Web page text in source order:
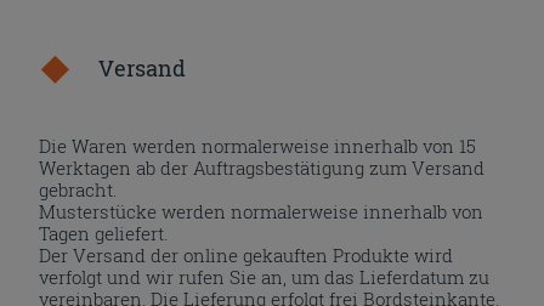
Versand
Die Waren werden normalerweise innerhalb von 15
Werktagen ab der Auftragsbestätigung zum Versand
gebracht.
Musterstücke werden normalerweise innerhalb von
Tagen geliefert.
Der Versand der online gekauften Produkte wird
verfolgt und wir rufen Sie an, um das Lieferdatum zu
vereinbaren. Die Lieferung erfolgt frei Bordsteinkante.